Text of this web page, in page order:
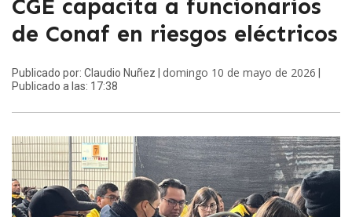
CGE capacita a funcionarios
de Conaf en riesgos eléctricos
Publicado por: Claudio Nuñez | domingo 10 de mayo de 2026
Publicado a las: 17:38